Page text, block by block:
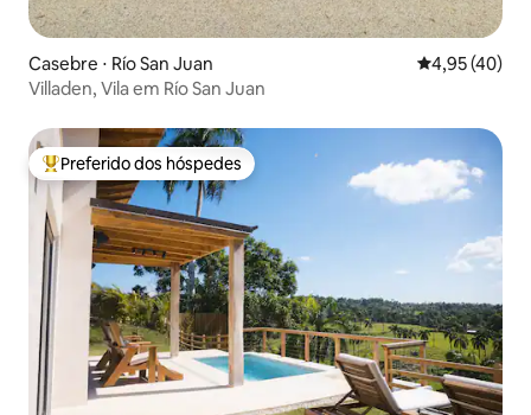
Casebre ⋅ Río San Juan 4,95 de uma
4,95 (40)
Villaden, Vila em Río San Juan
Entre os melhores preferidos dos hóspedes
Preferido dos hóspedes